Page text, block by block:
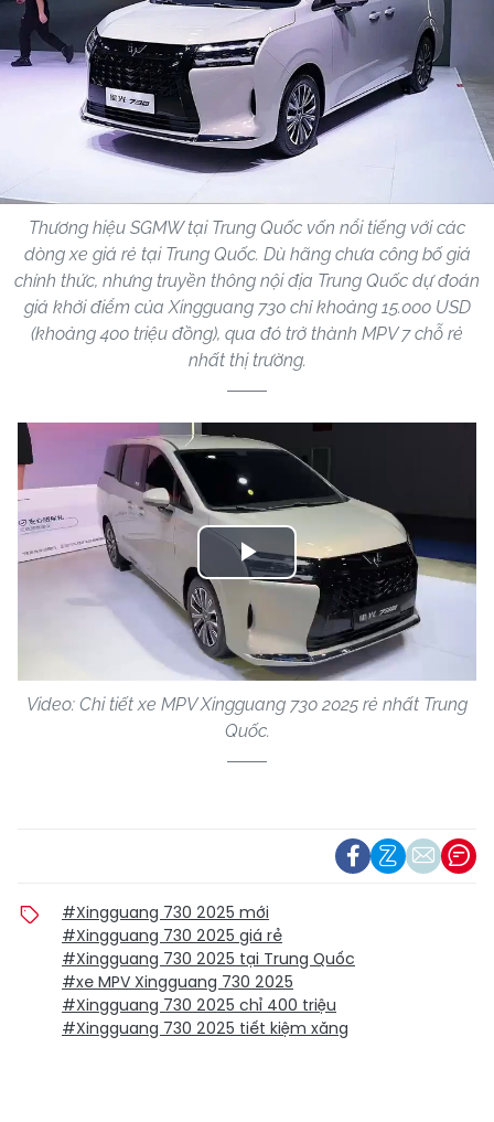
Thương hiệu SGMW tại Trung Quốc vốn nổi tiếng với các
dòng xe giá rẻ tại Trung Quốc. Dù hãng chưa công bố giá
chính thức, nhưng truyền thông nội địa Trung Quốc dự đoán
giá khởi điểm của Xingguang 730 chỉ khoảng 15.000 USD
(khoảng 400 triệu đồng), qua đó trở thành MPV 7 chỗ rẻ
nhất thị trường.
Play
Video
Video: Chi tiết xe MPV Xingguang 730 2025 rẻ nhất Trung
Quốc.
#Xingguang 730 2025 mới
#Xingguang 730 2025 giá rẻ
#Xingguang 730 2025 tại Trung Quốc
#xe MPV Xingguang 730 2025
#Xingguang 730 2025 chỉ 400 triệu
#Xingguang 730 2025 tiết kiệm xăng